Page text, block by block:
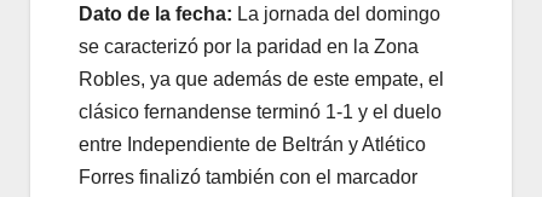
Dato de la fecha: La jornada del domingo
se caracterizó por la paridad en la Zona
Robles, ya que además de este empate, el
clásico fernandense terminó 1-1 y el duelo
entre Independiente de Beltrán y Atlético
Forres finalizó también con el marcador